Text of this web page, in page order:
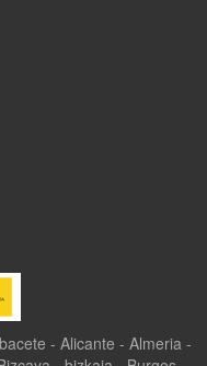
- Alicante - Almeria -